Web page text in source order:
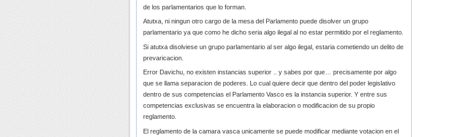
de los parlamentarios que lo forman.
Atutxa, ni ningun otro cargo de la mesa del Parlamento puede disolver un grupo
parlamentario ya que como he dicho seria algo ilegal al no estar permitido por el reglamento.
Si atutxa disolviese un grupo parlamentario al ser algo ilegal, estaria cometiendo un delito de
prevaricacion.
Error Davichu, no existen instancias superior .. y sabes por que… precisamente por algo
que se llama separacion de poderes. Lo cual quiere decir que dentro del poder legislativo
dentro de sus competencias el Parlamento Vasco es la instancia superior. Y entre sus
competencias exclusivas se encuentra la elaboracion o modificacion de su propio
reglamento.
El reglamento de la camara vasca unicamente se puede modificar mediante votacion en el